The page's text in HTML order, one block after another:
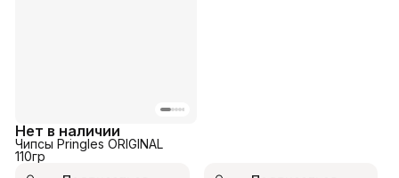
Нет в наличии
Чипсы Pringles ORIGINAL
110гр